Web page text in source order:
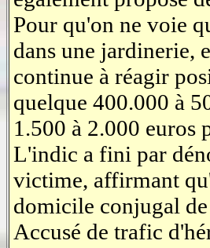
Pour qu'on ne voie
dans une jardinerie,
continue à réagir
quelque 400.000 à
1.500 à 2.000 euros
L'indic a fini par
victime, affirmant
domicile conjugal
Accusé de trafic